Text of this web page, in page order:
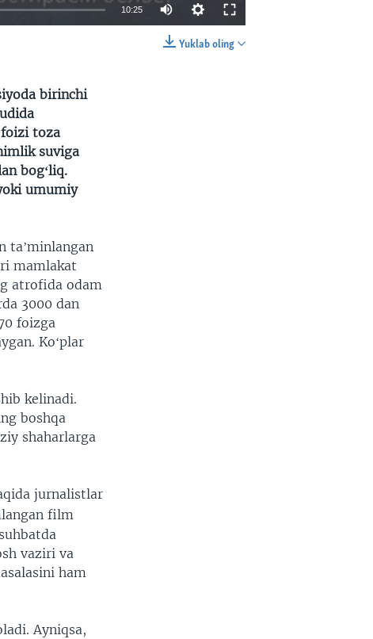
10:25
Yuklab oling
birinchi
toza
suviga
bogʻliq.
umumiy
taʼminlangan
mamlakat
atrofida odam
3000 dan
foizga
Koʻplar
kelinadi.
boshqa
shaharlarga
jurnalistlar
film
vaziri va
ham
Ayniqsa,